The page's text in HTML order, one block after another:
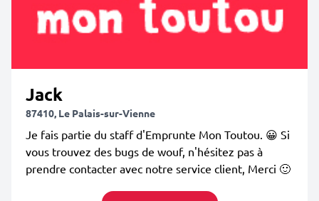
Jack
87410, Le Palais-sur-Vienne
Je fais partie du staff d'Emprunte Mon Toutou. 😀 Si
vous trouvez des bugs de wouf, n'hésitez pas à
prendre contacter avec notre service client, Merci 🙂